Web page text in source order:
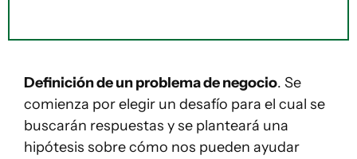
Definición de un problema de negocio. Se
comienza por elegir un desafío para el cual se
buscarán respuestas y se planteará una
hipótesis sobre cómo nos pueden ayudar